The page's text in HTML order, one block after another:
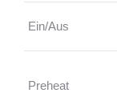
Ein/Aus
Preheat